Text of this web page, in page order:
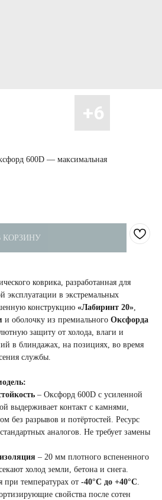
600D — максимальная
КОРЗИНУ
коврика, разработанная для
эксплуатации в экстремальных
конструкцию «Лабиринт 20»,
и оболочку из премиального Оксфорда
защиту от холода, влаги и
в блиндажах, на позициях, во время
службы.
– Оксфорд 600D с усиленной
выдерживает контакт с камнями,
без разрывов и потёртостей. Ресурс
аналогов. Не требует замены
– 20 мм плотного вспененного
холод земли, бетона и снега.
при температурах от -40°C до +40°C.
свойства после сотен